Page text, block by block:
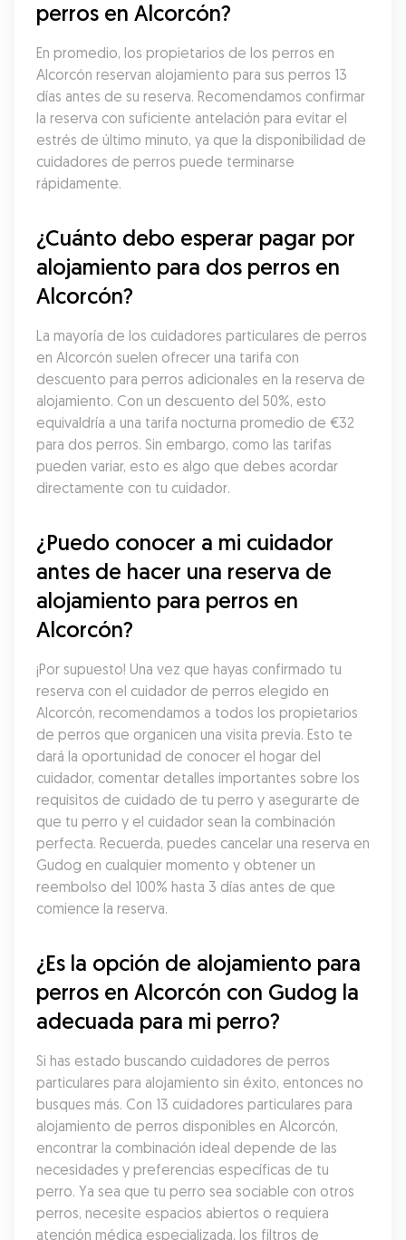
perros en Alcorcón?
En promedio, los propietarios de los perros en
Alcorcón reservan alojamiento para sus perros 13
días antes de su reserva. Recomendamos confirmar
la reserva con suficiente antelación para evitar el
estrés de último minuto, ya que la disponibilidad de
cuidadores de perros puede terminarse
rápidamente.
¿Cuánto debo esperar pagar por
alojamiento para dos perros en
Alcorcón?
La mayoría de los cuidadores particulares de perros
en Alcorcón suelen ofrecer una tarifa con
descuento para perros adicionales en la reserva de
alojamiento. Con un descuento del 50%, esto
equivaldría a una tarifa nocturna promedio de €32
para dos perros. Sin embargo, como las tarifas
pueden variar, esto es algo que debes acordar
directamente con tu cuidador.
¿Puedo conocer a mi cuidador
antes de hacer una reserva de
alojamiento para perros en
Alcorcón?
¡Por supuesto! Una vez que hayas confirmado tu
reserva con el cuidador de perros elegido en
Alcorcón, recomendamos a todos los propietarios
de perros que organicen una visita previa. Esto te
dará la oportunidad de conocer el hogar del
cuidador, comentar detalles importantes sobre los
requisitos de cuidado de tu perro y asegurarte de
que tu perro y el cuidador sean la combinación
perfecta. Recuerda, puedes cancelar una reserva en
Gudog en cualquier momento y obtener un
reembolso del 100% hasta 3 días antes de que
comience la reserva.
¿Es la opción de alojamiento para
perros en Alcorcón con Gudog la
adecuada para mi perro?
Si has estado buscando cuidadores de perros
particulares para alojamiento sin éxito, entonces no
busques más. Con 13 cuidadores particulares para
alojamiento de perros disponibles en Alcorcón,
encontrar la combinación ideal depende de las
necesidades y preferencias específicas de tu
perro. Ya sea que tu perro sea sociable con otros
perros, necesite espacios abiertos o requiera
atención médica especializada, los filtros de